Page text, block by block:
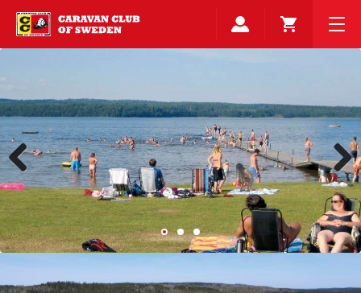
Previous Next